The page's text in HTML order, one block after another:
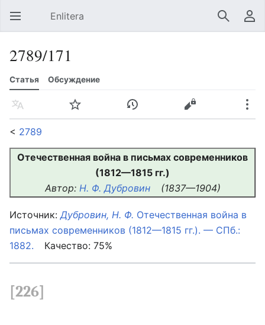
Открыть главное меню Enlitera Найти Пользовательское меню
2789/171
Статья Обсуждение
Язык Следить История
Ещё
< 2789
Отечественная война в письмах современников
(1812—1815 гг.)
Автор: Н. Ф. Дубровин (1837—1904)
Источник:Дубровин, Н. Ф. Отечественная война в
письмах современников (1812—1815 гг.). — СПб.:
1882.
Качество: 75%
[226]